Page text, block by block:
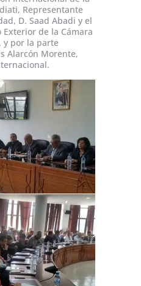
Representante
D. Saad Abadi y el
Exterior de la Cámara
y por la parte
Alarcón Morente,